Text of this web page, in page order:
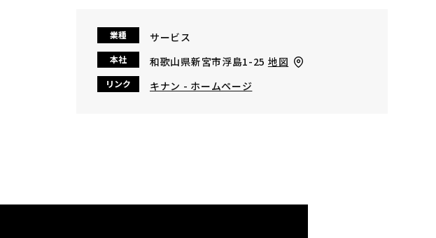
業種 サービス
本社 和歌山県新宮市浮島1-25 地図
リンク キナン - ホームページ